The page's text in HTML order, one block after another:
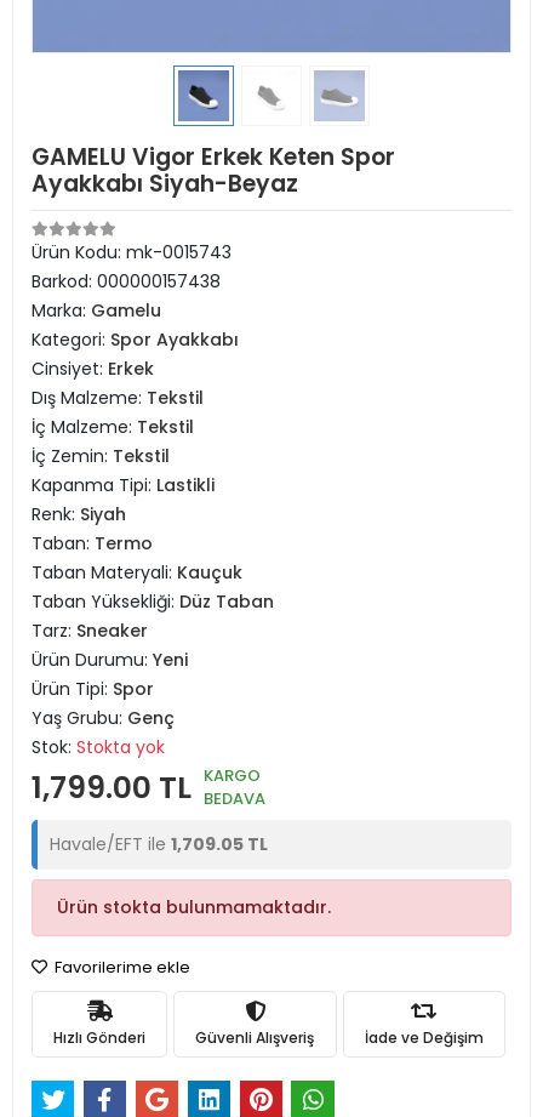
GAMELU Vigor Erkek Keten Spor
Ayakkabı Siyah-Beyaz
Ürün Kodu: mk-0015743
Barkod: 000000157438
Marka: Gamelu
Kategori: Spor Ayakkabı
Cinsiyet: Erkek
Dış Malzeme: Tekstil
İç Malzeme: Tekstil
İç Zemin: Tekstil
Kapanma Tipi: Lastikli
Renk: Siyah
Taban: Termo
Taban Materyali: Kauçuk
Taban Yüksekliği: Düz Taban
Tarz: Sneaker
Ürün Durumu: Yeni
Ürün Tipi: Spor
Yaş Grubu: Genç
Stok: Stokta yok
1,799.00 TL KARGO
BEDAVA
Havale/EFT ile 1,709.05 TL
Ürün stokta bulunmamaktadır.
Favorilerime ekle
Hızlı Gönderi Güvenli Alışveriş İade ve Değişim